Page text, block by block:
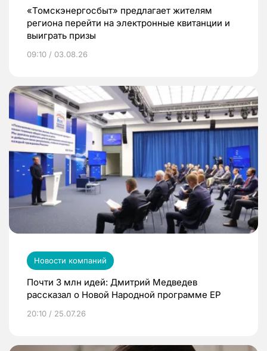
«Томскэнергосбыт» предлагает жителям
региона перейти на электронные квитанции и
выиграть призы
09:10 / 03.08.26
Новости компаний
Почти 3 млн идей: Дмитрий Медведев
рассказал о Новой Народной программе ЕР
20:10 / 25.07.26